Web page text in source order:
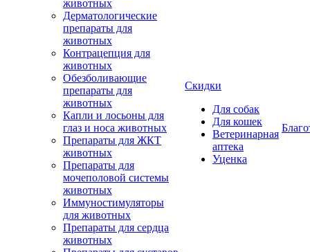
животных
Дерматологические
препараты для
животных
Контрацепция для
животных
Обезболивающие
препараты для
животных
Капли и лосьоны для
глаз и носа животных
Препараты для ЖКТ
животных
Препараты для
мочеполовой системы
животных
Иммуностимуляторы
для животных
Препараты для сердца
животных
Скидки
Для собак
Для кошек
Ветеринарная
аптека
Уценка